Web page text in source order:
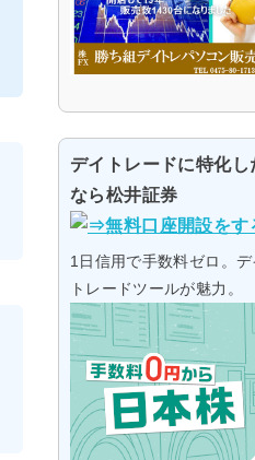
デイトレードに特化
なら松井証券
1日信用で手数料ゼロ。
トレードツールが魅力。